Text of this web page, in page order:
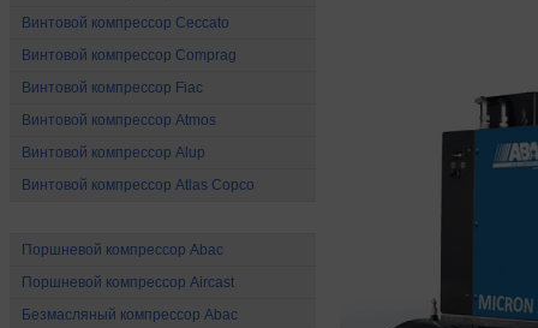
Винтовой компрессор Ceccato
Винтовой компрессор Comprag
Винтовой компрессор Fiac
Винтовой компрессор Atmos
Винтовой компрессор Alup
Винтовой компрессор Atlas Copco
Поршневой компрессор Abac
Поршневой компрессор Aircast
Безмасляный компрессор Abac